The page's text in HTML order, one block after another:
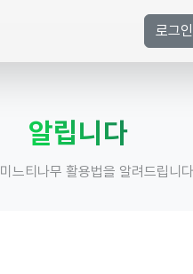
로그인
알립니다
느티나무 활용법을 알려드립니다